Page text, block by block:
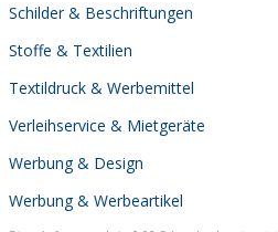
Schilder & Beschriftungen
Stoffe & Textilien
Textildruck & Werbemittel
Verleihservice & Mietgeräte
Werbung & Design
Werbung & Werbeartikel